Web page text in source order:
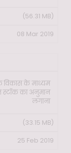
(56.31 MB)
08 Mar 2019
विकास के माध्यम
स्टॉक का अनुमान
लगाना
(33.15 MB)
25 Feb 2019